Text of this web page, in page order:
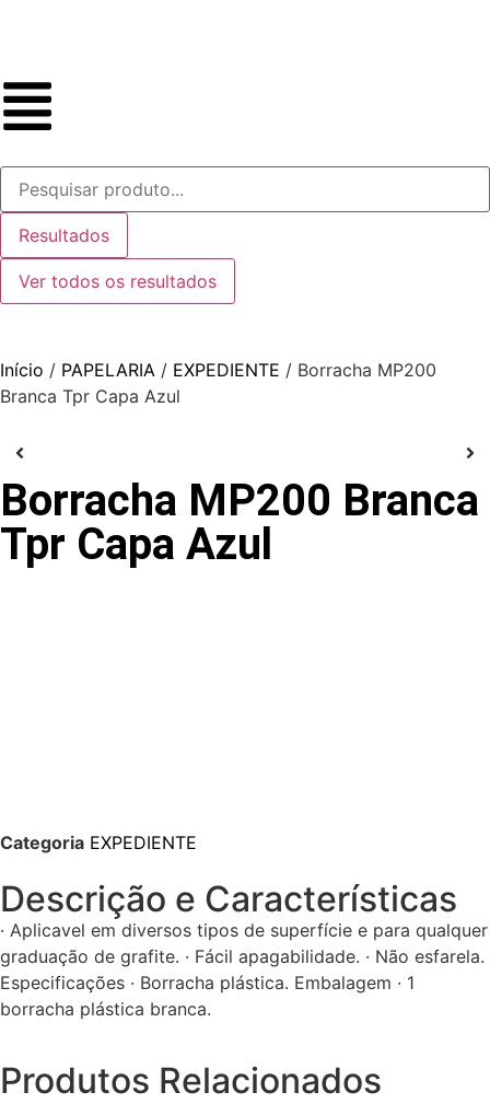
Resultados
Ver todos os resultados
Início / PAPELARIA / EXPEDIENTE / Borracha MP200
Branca Tpr Capa Azul
Borracha MP200 Branca
Tpr Capa Azul
Categoria EXPEDIENTE
Descrição e Características
· Aplicavel em diversos tipos de superfície e para qualquer
graduação de grafite. · Fácil apagabilidade. · Não esfarela.
Especificações · Borracha plástica. Embalagem · 1
borracha plástica branca.
Produtos Relacionados